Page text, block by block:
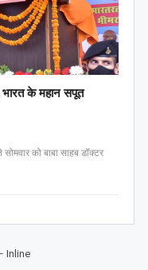
भारत के महान सपूत
को बाबा साहब डॉक्टर